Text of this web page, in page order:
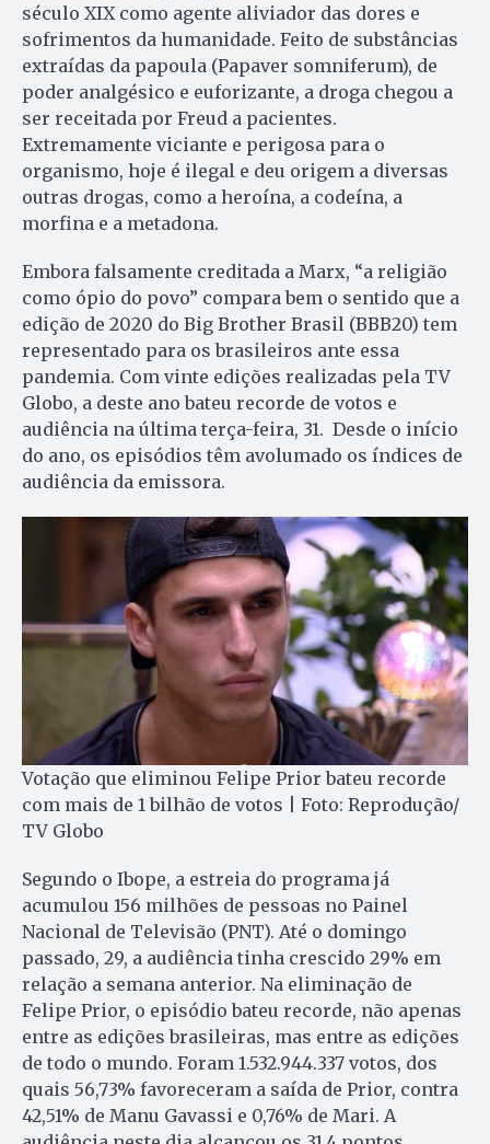
século XIX como agente aliviador das dores e
sofrimentos da humanidade. Feito de substâncias
extraídas da papoula (Papaver somniferum), de
poder analgésico e euforizante, a droga chegou a
ser receitada por Freud a pacientes.
Extremamente viciante e perigosa para o
organismo, hoje é ilegal e deu origem a diversas
outras drogas, como a heroína, a codeína, a
morfina e a metadona.
Embora falsamente creditada a Marx, “a religião
como ópio do povo” compara bem o sentido que a
edição de 2020 do Big Brother Brasil (BBB20) tem
representado para os brasileiros ante essa
pandemia. Com vinte edições realizadas pela TV
Globo, a deste ano bateu recorde de votos e
audiência na última terça-feira, 31. Desde o início
do ano, os episódios têm avolumado os índices de
audiência da emissora.
Votação que eliminou Felipe Prior bateu recorde
com mais de 1 bilhão de votos | Foto: Reprodução/
TV Globo
Segundo o Ibope, a estreia do programa já
acumulou 156 milhões de pessoas no Painel
Nacional de Televisão (PNT). Até o domingo
passado, 29, a audiência tinha crescido 29% em
relação a semana anterior. Na eliminação de
Felipe Prior, o episódio bateu recorde, não apenas
entre as edições brasileiras, mas entre as edições
de todo o mundo. Foram 1.532.944.337 votos, dos
quais 56,73% favoreceram a saída de Prior, contra
42,51% de Manu Gavassi e 0,76% de Mari. A